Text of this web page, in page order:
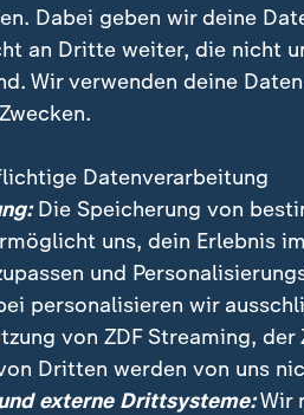
Die
in Mailand
im
ihrem Staffel-Einsatz im
misslang ihr wie
in der Verfolgung das
Scheibe blieb stehen,
dadurch eine mögliche
Preuß, vielmehr "scheint
den Ohren". Am
Dabei geben wir deine
an Dritte weiter, die nicht
Wir verwenden deine
Datenverarbeitung
Die Speicherung von
uns, dein Erlebnis
und
personalisieren wir
von ZDF Streaming, der
Dritten werden von uns
externe Drittsysteme:Wir